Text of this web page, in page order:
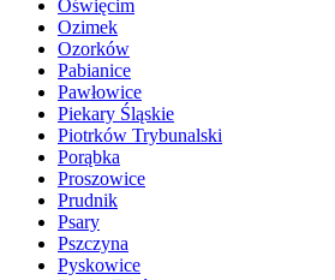
Oświęcim
Ozimek
Ozorków
Pabianice
Pawłowice
Piekary Śląskie
Piotrków Trybunalski
Porąbka
Proszowice
Prudnik
Psary
Pszczyna
Pyskowice